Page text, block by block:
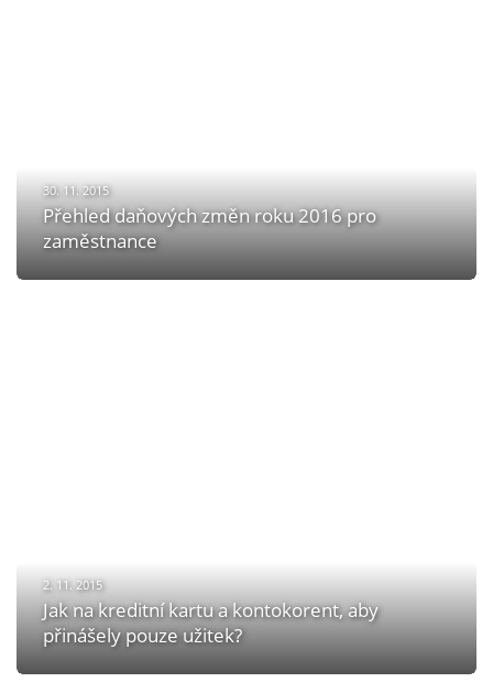
30. 11. 2015
Přehled daňových změn roku 2016 pro
zaměstnance
2. 11. 2015
Jak na kreditní kartu a kontokorent, aby
přinášely pouze užitek?